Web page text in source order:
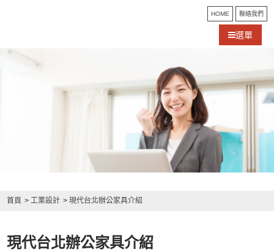
HOME 聯絡我們
選單
首頁 工業設計 現代台北辦公家具介紹
現代台北辦公家具介紹